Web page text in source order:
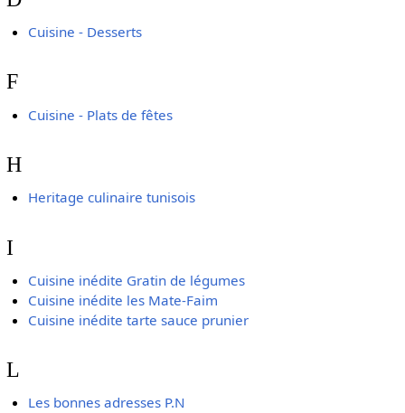
Cuisine - Desserts
F
Cuisine - Plats de fêtes
H
Heritage culinaire tunisois
I
Cuisine inédite Gratin de légumes
Cuisine inédite les Mate-Faim
Cuisine inédite tarte sauce prunier
L
Les bonnes adresses P.N